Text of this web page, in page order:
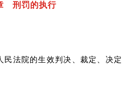
刑罚的执行
法院的生效判决、裁定、决定